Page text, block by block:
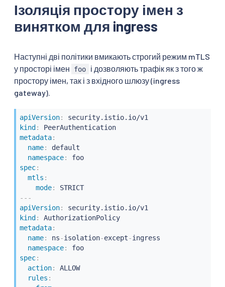
Ізоляція простору імен з
винятком для ingress
Наступні дві політики вмикають строгий режим mTLS
у просторі імен
foo
і дозволяють трафік як з того ж
простору імен, так і з вхідного шлюзу (ingress
gateway).
apiVersion:
kind:
PeerAuthentication
metadata:
name:
default
namespace:
foo
spec:
mtls :
mode:
STRICT
---
apiVersion:
kind:
AuthorizationPolicy
metadata:
name: ns-isolation-except-ingress
namespace:
foo
spec:
action:
ALLOW
rules :